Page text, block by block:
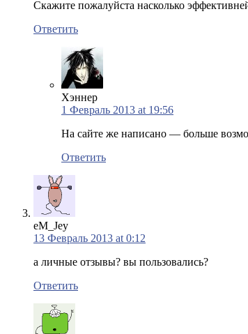
Скажите пожалуйста насколько
Ответить
Хэннер
1 Февраль 2013 at 19:56
На сайте же написано — больше
Ответить
eM_Jey
13 Февраль 2013 at 0:12
а личные отзывы? вы пользовались?
Ответить